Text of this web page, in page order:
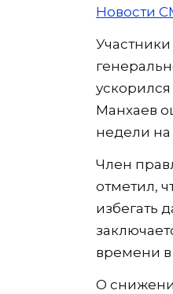
Новости
Манхаев
недели на
Член
отметил,
избегать
времени в
О